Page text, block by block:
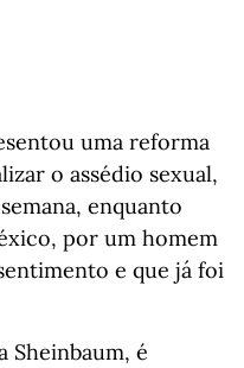
uma reforma
o assédio sexual,
enquanto
por um homem
e que já foi
Sheinbaum, é